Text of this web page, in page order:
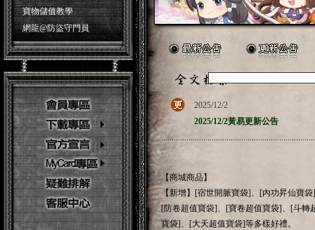
寶物儲值教學
網龍@防盜守門員
2025/12/2
2025/12/2黃易更新公告
【商城商品】
【新增】[宿世開脈寶袋]、[內功昇仙寶
[防卷超值寶袋]、[寶卷超值寶袋]、[斗
寶袋]、[大天超值寶袋]等多樣好禮。